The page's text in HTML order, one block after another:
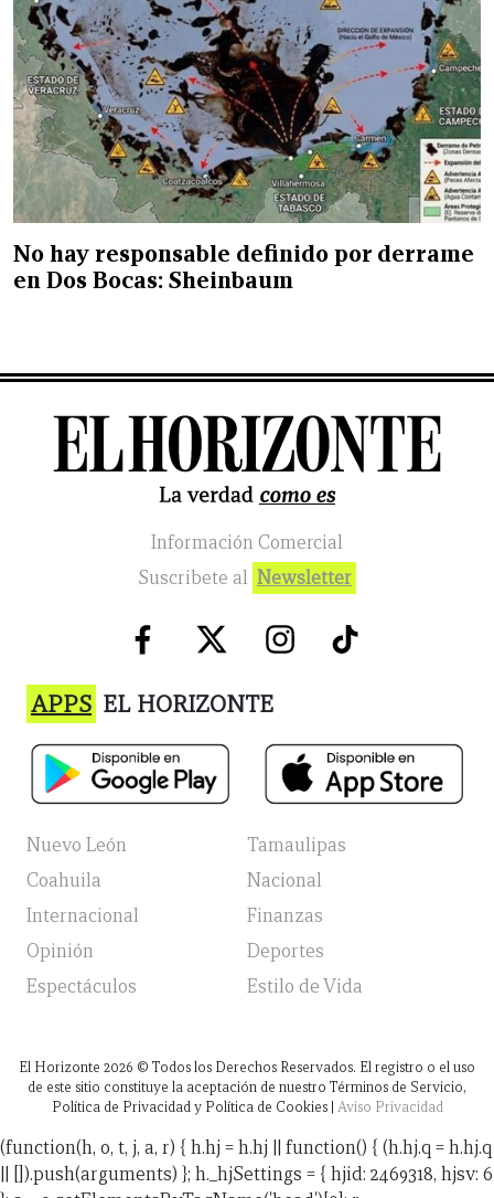
No hay responsable definido por derrame
en Dos Bocas: Sheinbaum
Información Comercial
Suscribete al Newsletter
APPS EL HORIZONTE
Nuevo León
Tamaulipas
Coahuila
Nacional
Internacional
Finanzas
Opinión
Deportes
Espectáculos
Estilo de Vida
El Horizonte 2026 © Todos los Derechos Reservados. El registro o el uso
de este sitio constituye la aceptación de nuestro Términos de Servicio,
Política de Privacidad y Política de Cookies | Aviso Privacidad
(function(h, o, t, j, a, r) { h.hj = h.hj || function() { (h.hj.q = h.hj.q
|| []).push(arguments) }; h._hjSettings = { hjid: 2469318, hjsv: 6